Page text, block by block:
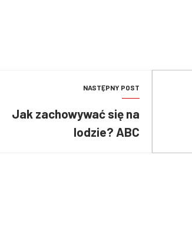
NASTĘPNY POST
Jak zachowywać się na
lodzie? ABC